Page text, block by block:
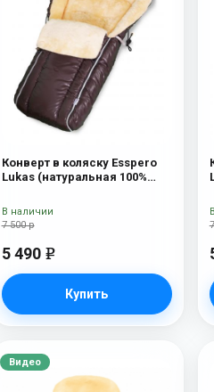
Конверт в коляску Esspero
Lukas (натуральная 100%
7 500 р
5 490 e
Купить
В наличии
Видео